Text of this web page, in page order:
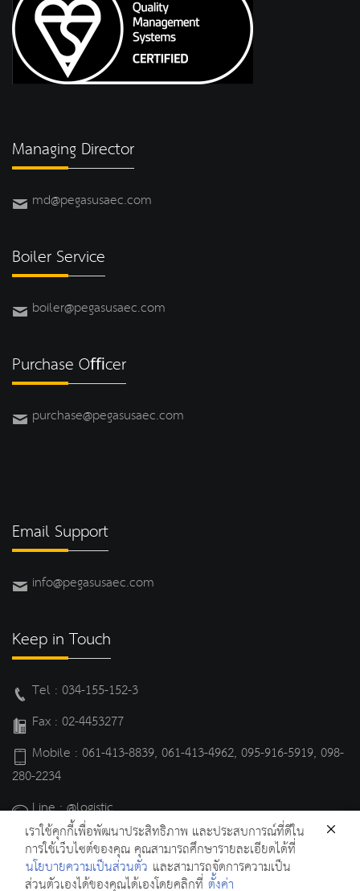
Managing Director
md@pegasusaec.com
Boiler Service
boiler@pegasusaec.com
Purchase Oﬃcer
purchase@pegasusaec.com
Email Support
info@pegasusaec.com
Keep in Touch
Tel : 034-155-152-3
Fax : 02-4453277
Mobile : 061-413-8839, 061-413-4962, 095-916-5919, 098-
280-2234
Line : @logistic
Line : @cleaning
เราใช้คุกกี้เพื่อพัฒนาประสิทธิภาพ และประสบการณ์ที่ดีใน
การใช้เว็บไซต์ของคุณ คุณสามารถศึกษารายละเอียดได้ที่
นโยบายความเป็นส่วนตัว และสามารถจัดการความเป็น
ส่วนตัวเองได้ของคุณได้เองโดยคลิกที่ ตั้งค่า